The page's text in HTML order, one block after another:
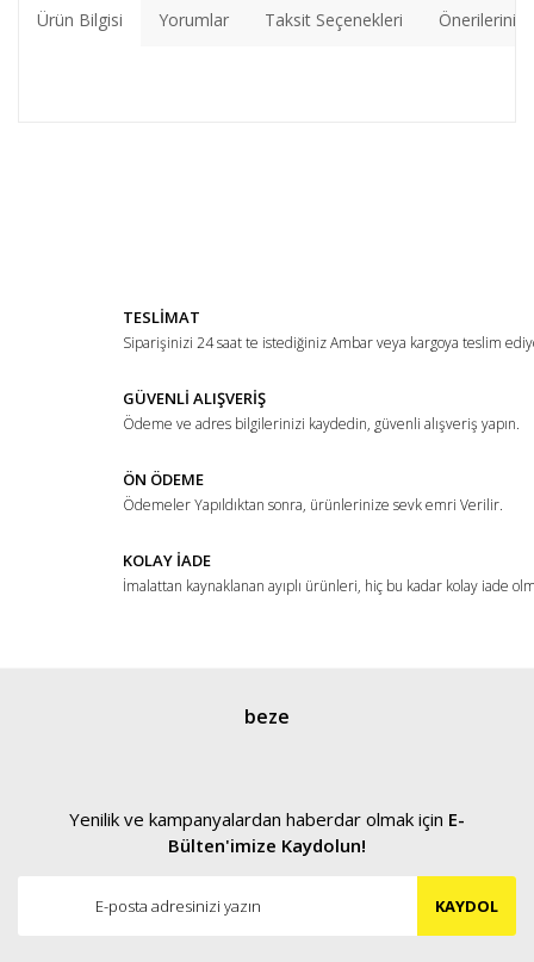
Ürün Bilgisi Yorumlar Taksit Seçenekleri Önerileriniz
Ürün açıklamasında eksik bilgiler bulunuyor.
Ürün fiyatı diğer sitelerden daha pahalı.
Bu ürüne benzer farklı alternatifler olmalı.
Gönder
TESLİMAT
Siparişinizi 24 saat te istediğiniz Ambar veya kargoya teslim
GÜVENLİ ALIŞVERİŞ
Ödeme ve adres bilgilerinizi kaydedin, güvenli alışveriş yapın.
ÖN ÖDEME
Ödemeler Yapıldıktan sonra, ürünlerinize sevk emri Verilir.
KOLAY İADE
İmalattan kaynaklanan ayıplı ürünleri, hiç bu kadar kolay iade
beze
Yenilik ve kampanyalardan haberdar olmak için E-
Bülten'imize Kaydolun!
KAYDOL